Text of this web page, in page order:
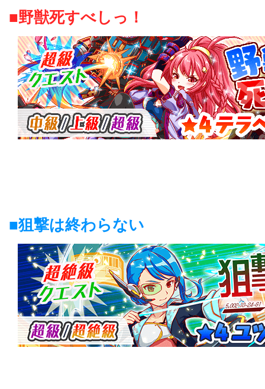
■野獣死すべしっ！
■狙撃は終わらない